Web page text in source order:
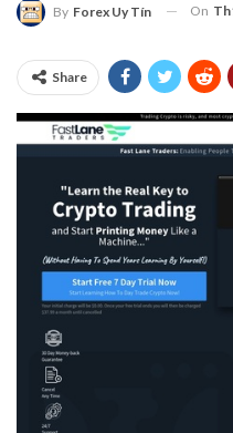
By Forex Uy Tín On
Share